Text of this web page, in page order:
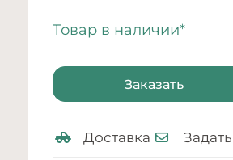
Товар в наличии*
Заказать
Доставка